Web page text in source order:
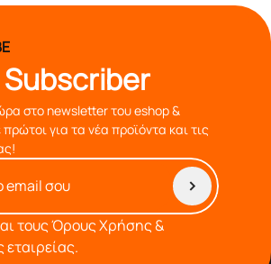
στο newsletter του eshop &
για τα νέα προϊόντα και τις
τουςΌρους Χρήσης &
εταιρείας.